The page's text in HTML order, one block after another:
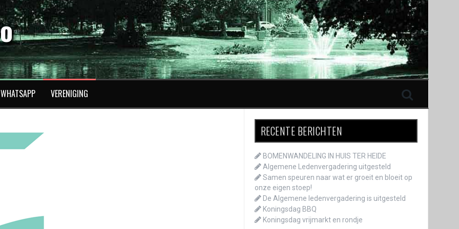
WHATSAPP VERENIGING
RECENTE BERICHTEN
BOMENWANDELING IN HUIS TER HEIDE
Algemene Ledenvergadering uitgesteld
Samen speuren naar wat er groeit en bloeit op
onze eigen stoep!
De Algemene ledenvergadering is uitgesteld
Koningsdag BBQ
Koningsdag vrijmarkt en rondje